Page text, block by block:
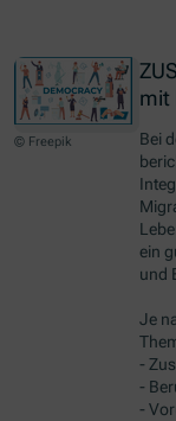
© Freepik
mit
Bei
ein
und
Je
-
-
-